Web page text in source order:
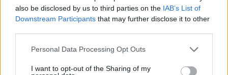
also be disclosed by us to third parties on the IAB’s List of
Downstream Participants that may further disclose it to other
Personal Data Processing Opt Outs
I want to opt-out of the Sharing of my
Tags: gjesti , zverneci